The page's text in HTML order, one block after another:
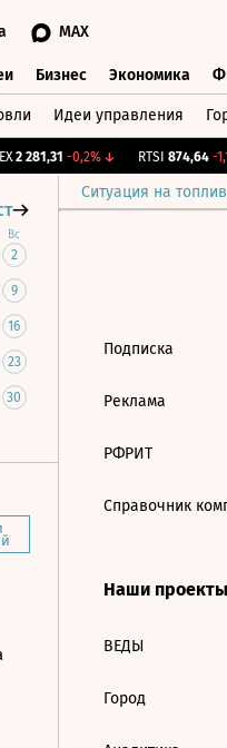
MAX
Бизнес Экономика
Идеи управления
2 281,31 -0,2%↓ RTSI 874,64 -
Ситуация на
Вс
2
9
16
23
30
Подписка
Реклама
РФРИТ
Справочник
Наши проекты
ВЕДЫ
Город